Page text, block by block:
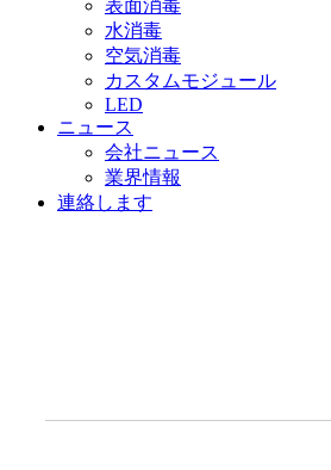
表面消毒
水消毒
空気消毒
カスタムモジュール
LED
ニュース
会社ニュース
業界情報
連絡します